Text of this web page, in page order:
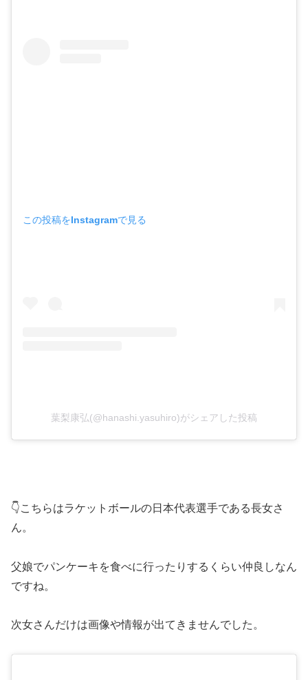
この投稿をInstagramで見る
葉梨康弘(@hanashi.yasuhiro)がシェアした投稿
👇こちらはラケットボールの日本代表選手である長女さ
ん。
父娘でパンケーキを食べに行ったりするくらい仲良しなん
ですね。
次女さんだけは画像や情報が出てきませんでした。